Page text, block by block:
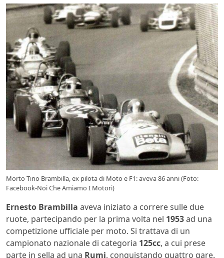
Morto Tino Brambilla, ex pilota di Moto e F1: aveva 86 anni (Foto:
Facebook-Noi Che Amiamo I Motori)
Ernesto Brambilla aveva iniziato a correre sulle due
ruote, partecipando per la prima volta nel 1953ad una
competizione ufficiale per moto. Si trattava di un
campionato nazionale di categoria 125cc, a cui prese
parte in sella ad una Rumi, conquistando quattro gare.